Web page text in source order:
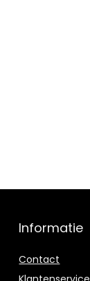
Informatie
Contact